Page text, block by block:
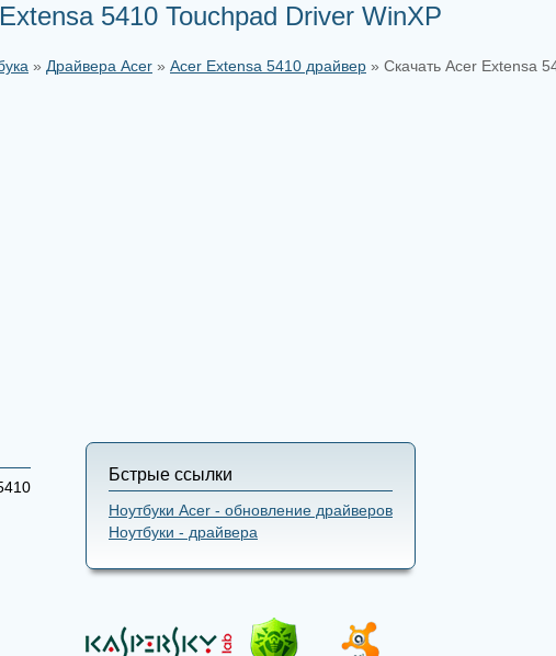
5410 Touchpad Driver WinXP
» Драйвера Acer » Acer Extensa 5410 драйвер » Скачать Acer Extensa
Бстрые ссылки
Ноутбуки Acer - обновление драйверов
Ноутбуки - драйвера